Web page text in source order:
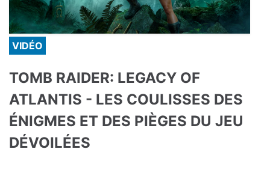
VIDÉO
TOMB RAIDER: LEGACY OF
ATLANTIS - LES COULISSES DES
ÉNIGMES ET DES PIÈGES DU JEU
DÉVOILÉES